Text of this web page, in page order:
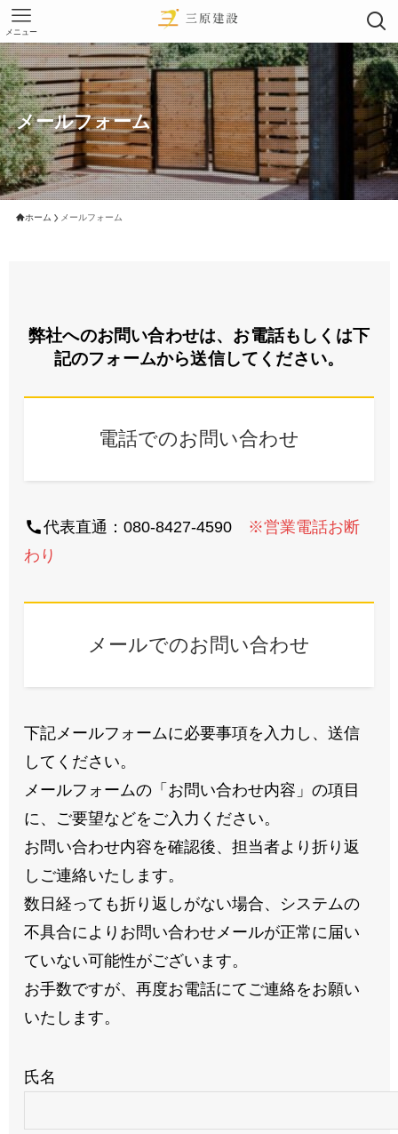
メニュー
メールフォーム
ホーム メールフォーム
弊社へのお問い合わせは、お電話もしくは下
記のフォームから送信してください。
電話でのお問い合わせ
代表直通：080-8427-4590
※営業電話お断
わり
メールでのお問い合わせ
下記メールフォームに必要事項を入力し、送信
してください。
メールフォームの「お問い合わせ内容」の項目
に、ご要望などをご入力ください。
お問い合わせ内容を確認後、担当者より折り返
しご連絡いたします。
数日経っても折り返しがない場合、システムの
不具合によりお問い合わせメールが正常に届い
ていない可能性がございます。
お手数ですが、再度お電話にてご連絡をお願い
いたします。
氏名